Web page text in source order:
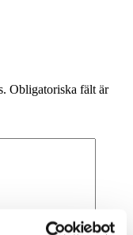
Obligatoriska fält är